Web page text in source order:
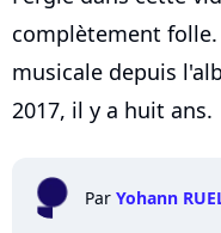
complètement
musicale depuis
2017, il y a huit ans.
Par Yohann